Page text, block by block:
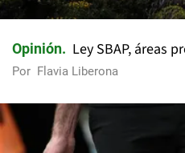
Opinión Ley SBAP, áreas
Por Flavia Liberona